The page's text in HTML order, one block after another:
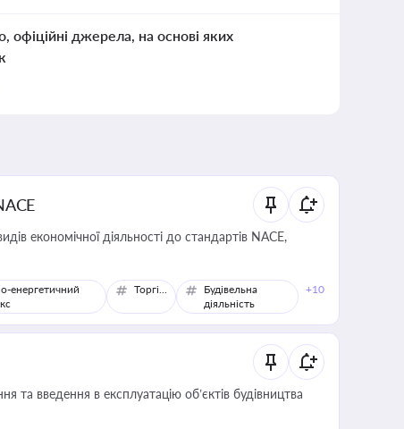
офіційні джерела, на основі яких
економічної діяльності до стандартів NACE,
енергетичний
Торгівля
Будівельна
діяльність
+10
та введення в експлуатацію об’єктів будівництва